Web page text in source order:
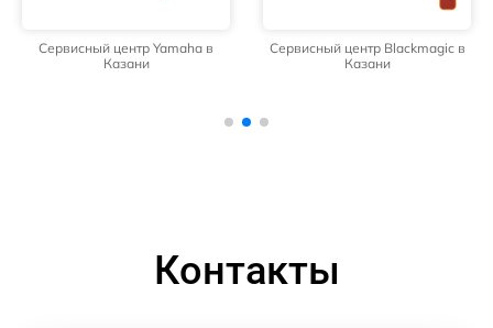
Сервисный центр Yamaha в
Казани
Сервисный центр Blackmagic в
Казани
Контакты